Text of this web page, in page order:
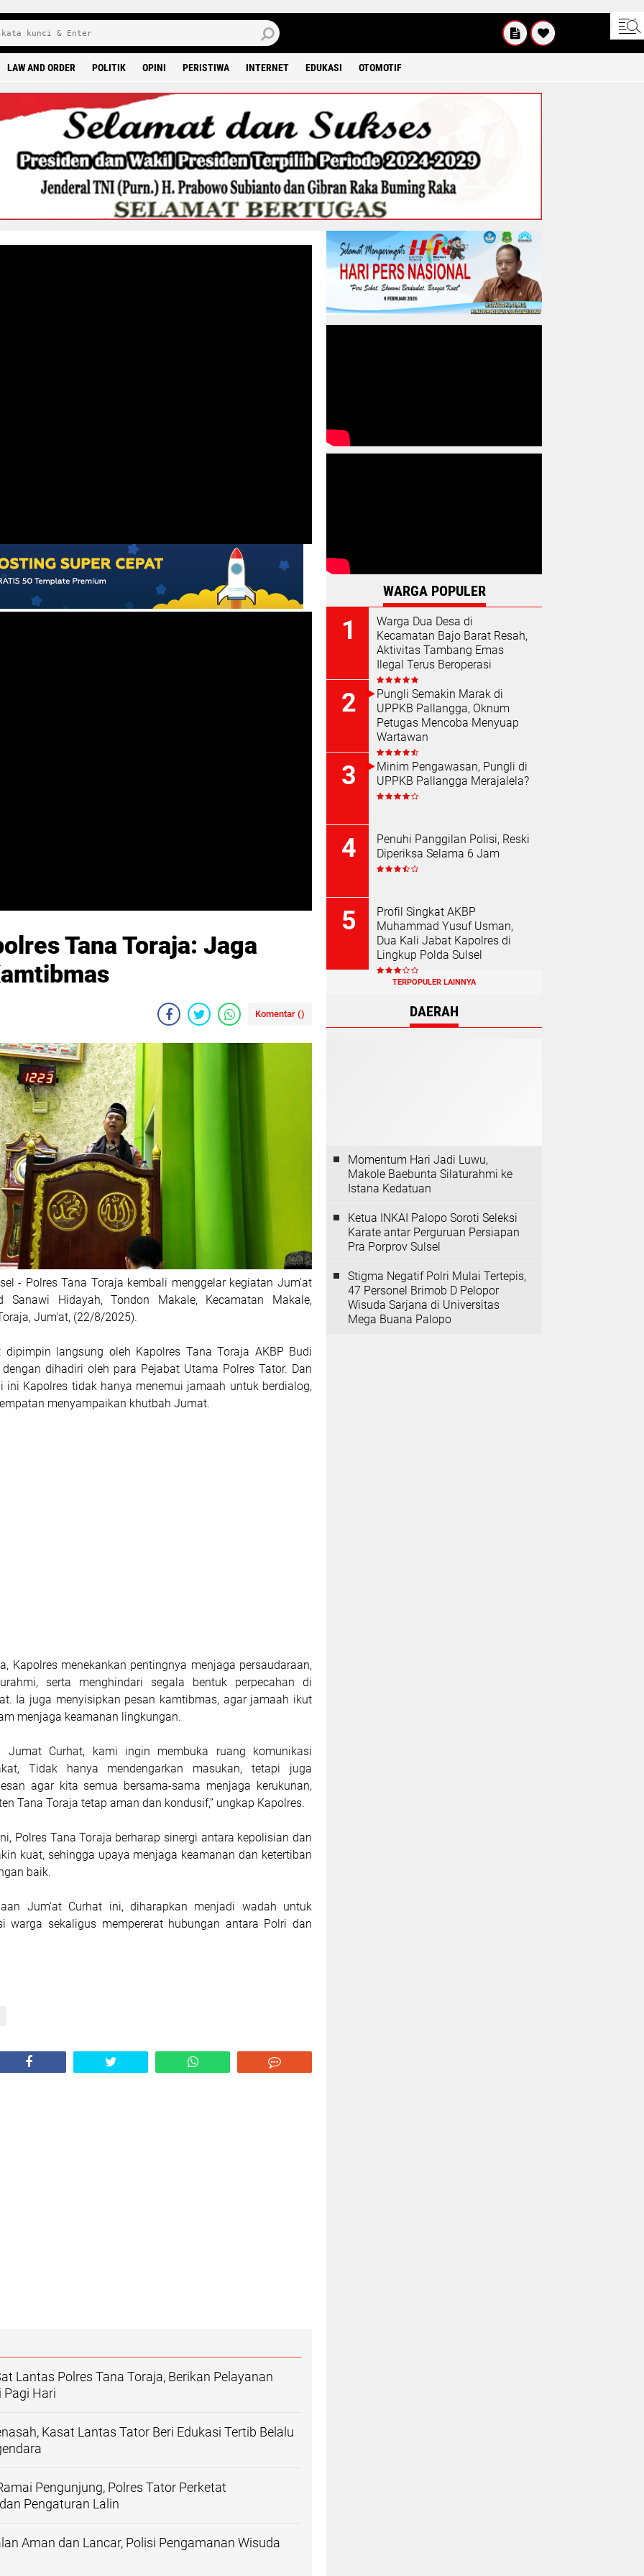
LAW AND ORDER POLITIK OPINI PERISTIWA INTERNET EDUKASI OTOMOTIF
Tana Toraja: Jaga
Komentar ()
- Polres Tana Toraja kembali menggelar kegiatan Jum'at
Sanawi Hidayah, Tondon Makale, Kecamatan Makale,
Jum'at, (22/8/2025).
dipimpin langsung oleh Kapolres Tana Toraja AKBP Budi
dengan dihadiri oleh para Pejabat Utama Polres Tator. Dan
ini Kapolres tidak hanya menemui jamaah untuk berdialog,
menyampaikan khutbah Jumat.
Kapolres menekankan pentingnya menjaga persaudaraan,
serta menghindari segala bentuk perpecahan di
Ia juga menyisipkan pesan kamtibmas, agar jamaah ikut
menjaga keamanan lingkungan.
Jumat Curhat, kami ingin membuka ruang komunikasi
Tidak hanya mendengarkan masukan, tetapi juga
agar kita semua bersama-sama menjaga kerukunan,
Tana Toraja tetap aman dan kondusif,” ungkap Kapolres.
Polres Tana Toraja berharap sinergi antara kepolisian dan
kuat, sehingga upaya menjaga keamanan dan ketertiban
baik.
Jum'at Curhat ini, diharapkan menjadi wadah untuk
warga sekaligus mempererat hubungan antara Polri dan
Lantas Polres Tana Toraja, Berikan Pelayanan
Hari
Kasat Lantas Tator Beri Edukasi Tertib Belalu
Pengunjung, Polres Tator Perketat
Pengaturan Lalin
Aman dan Lancar, Polisi Pengamanan Wisuda
WARGA POPULER
Warga Dua Desa di
Kecamatan Bajo Barat Resah,
Aktivitas Tambang Emas
Ilegal Terus Beroperasi
Pungli Semakin Marak di
UPPKB Pallangga, Oknum
Petugas Mencoba Menyuap
Wartawan
Minim Pengawasan, Pungli di
UPPKB Pallangga Merajalela?
Penuhi Panggilan Polisi, Reski
Diperiksa Selama 6 Jam
Profil Singkat AKBP
Muhammad Yusuf Usman,
Dua Kali Jabat Kapolres di
Lingkup Polda Sulsel
TERPOPULER LAINNYA
DAERAH
Momentum Hari Jadi Luwu,
Makole Baebunta Silaturahmi ke
Istana Kedatuan
Ketua INKAI Palopo Soroti Seleksi
Karate antar Perguruan Persiapan
Pra Porprov Sulsel
Stigma Negatif Polri Mulai Tertepis,
47 Personel Brimob D Pelopor
Wisuda Sarjana di Universitas
Mega Buana Palopo